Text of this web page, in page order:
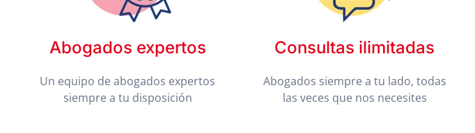
Abogados expertos
Un equipo de abogados expertos
siempre a tu disposición
Consultas ilimitadas
Abogados siempre a tu lado, todas
las veces que nos necesites